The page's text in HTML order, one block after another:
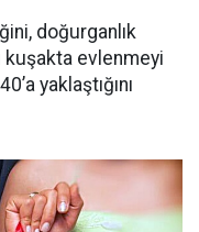
doğurganlık
kuşakta evlenmeyi
yaklaştığını